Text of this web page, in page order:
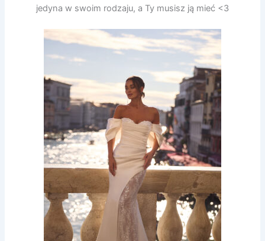
jedyna w swoim rodzaju, a Ty musisz ją mieć <3